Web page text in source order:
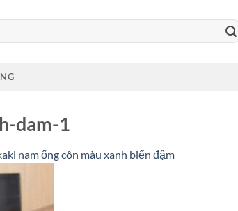
dam-1
nam ống côn màu xanh biển đậm